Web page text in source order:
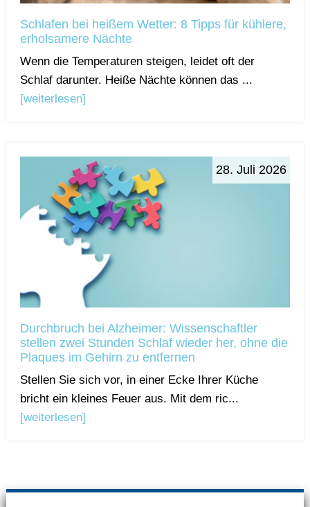
Schlafen bei heißem Wetter: 8 Tipps für kühlere,
erholsamere Nächte
Wenn die Temperaturen steigen, leidet oft der
Schlaf darunter. Heiße Nächte können das ...
[weiterlesen]
28. Juli 2026
Durchbruch bei Alzheimer: Wissenschaftler
stellen zwei Stunden Schlaf wieder her, ohne die
Plaques im Gehirn zu entfernen
Stellen Sie sich vor, in einer Ecke Ihrer Küche
bricht ein kleines Feuer aus. Mit dem ric...
[weiterlesen]